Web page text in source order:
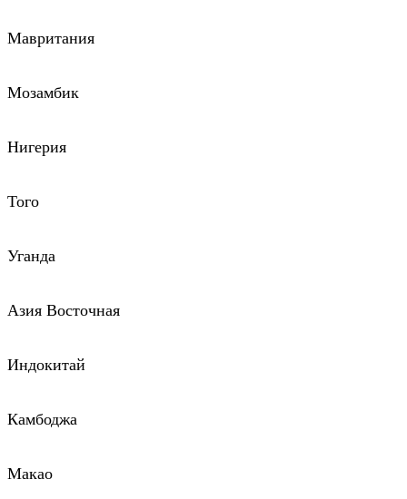
Мавритания
Мозамбик
Нигерия
Того
Уганда
Азия Восточная
Индокитай
Камбоджа
Макао